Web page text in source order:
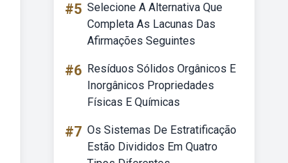
#5 Selecione A Alternativa Que
Completa As Lacunas Das
Afirmações Seguintes
#6 Resíduos Sólidos Orgânicos E
Inorgânicos Propriedades
Físicas E Químicas
#7 Os Sistemas De Estratificação
Estão Divididos Em Quatro